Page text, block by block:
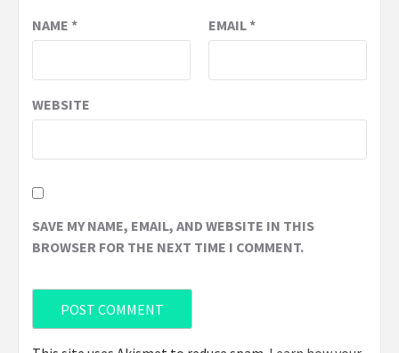
NAME * EMAIL*
WEBSITE
SAVE MY NAME, EMAIL, AND WEBSITE IN THIS
BROWSER FOR THE NEXT TIME I COMMENT.